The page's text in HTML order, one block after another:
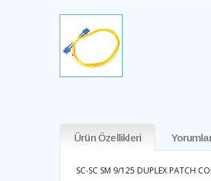
Ürün Özellikleri
SC-SC SM 9/125 DUPLEX PATCH